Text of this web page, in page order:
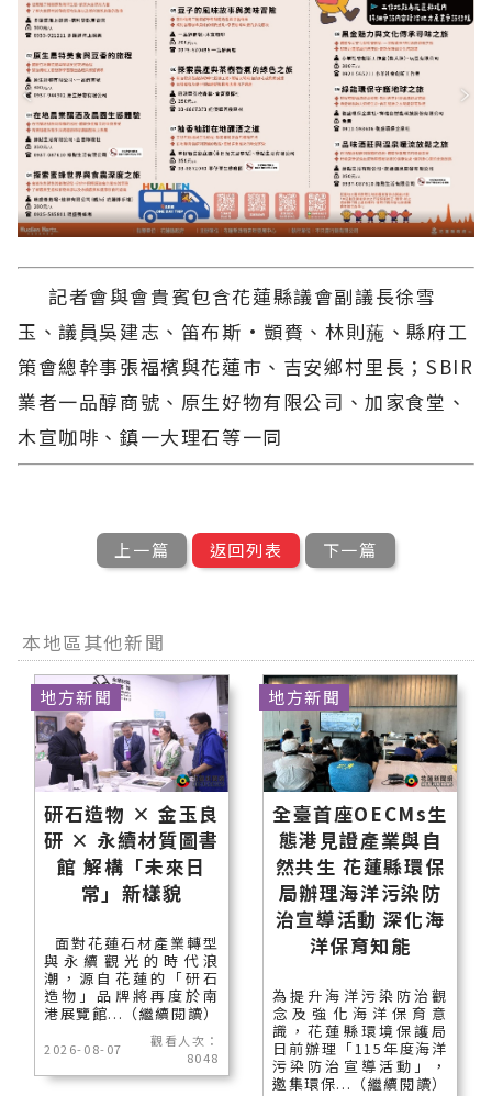
記者會與會貴賓包含花蓮縣議會副議長徐雪
玉、議員吳建志、笛布斯·顗賚、林則葹、縣府工
策會總幹事張福檳與花蓮市、吉安鄉村里長；SBIR
業者一品醇商號、原生好物有限公司、加家食堂、
木宣咖啡、鎮一大理石等一同
上一篇 返回列表 下一篇
本地區其他新聞
研石造物 × 金玉良
研 × 永續材質圖書
館 解構「未來日
常」新樣貌
面對花蓮石材產業轉型
與永續觀光的時代浪
潮，源自花蓮的「研石
造物」品牌將再度於南
港展覽館...（繼續閱讀）
2026-08-07
觀看人次：
8048
地方新聞
全臺首座OECMs生
態港見證產業與自
然共生 花蓮縣環保
局辦理海洋污染防
治宣導活動 深化海
洋保育知能
為提升海洋污染防治觀
念及強化海洋保育意
識，花蓮縣環境保護局
日前辦理「115年度海洋
污染防治宣導活動」，
邀集環保...（繼續閱讀）
地方新聞